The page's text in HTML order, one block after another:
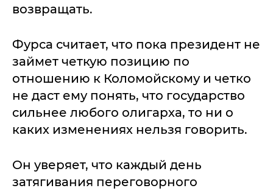
возвращать.
Фурса считает, что пока президент не
займет четкую позицию по
отношению к Коломойскому и четко
не даст ему понять, что государство
сильнее любого олигарха, то ни о
каких изменениях нельзя говорить.
Он уверяет, что каждый день
затягивания переговорного